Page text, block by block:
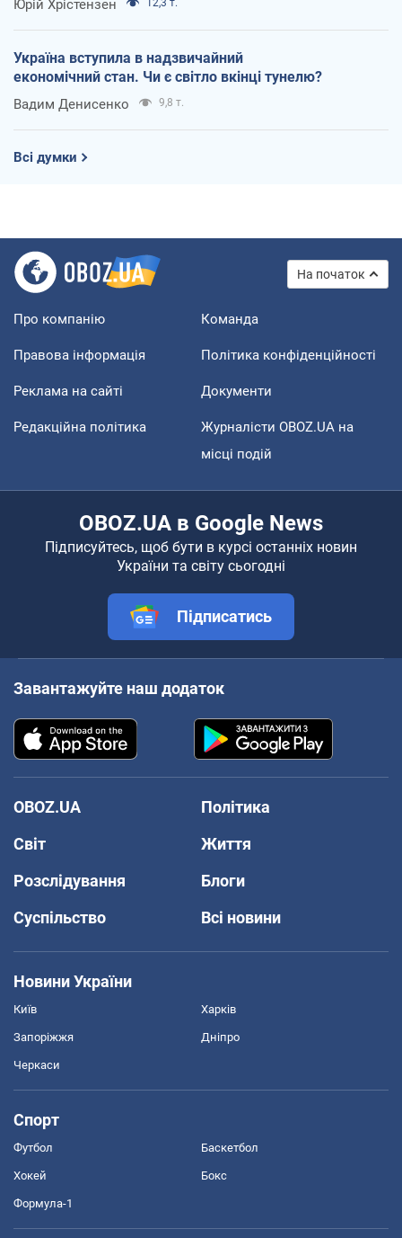
Юрій Хрістензен
Україна вступила в надзвичайний
економічний стан. Чи є світло вкінці тунелю?
Вадим Денисенко 9,8 т.
Всі думки
На початок
Про компанію Команда
Правова інформація Політика конфіденційності
Реклама на сайті Документи
Редакційна політика
Журналісти OBOZ.UA на
місці подій
OBOZ.UA в Google News
Підписуйтесь, щоб бути в курсі останніх новин
України та світу сьогодні
Підписатись
Завантажуйте наш додаток
OBOZ.UA
Політика
Світ
Життя
Розслідування
Блоги
Суспільство
Всі новини
Новини України
Київ Харків
Запоріжжя Дніпро
Черкаси
Спорт
Футбол Баскетбол
Хокей Бокс
Формула-1